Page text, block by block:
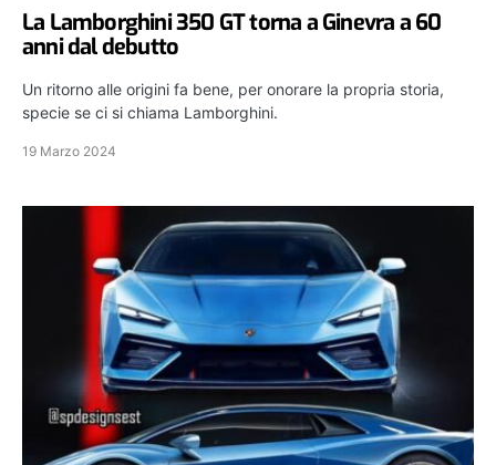
La Lamborghini 350 GT torna a Ginevra a 60
anni dal debutto
Un ritorno alle origini fa bene, per onorare la propria storia,
specie se ci si chiama Lamborghini.
19 Marzo 2024